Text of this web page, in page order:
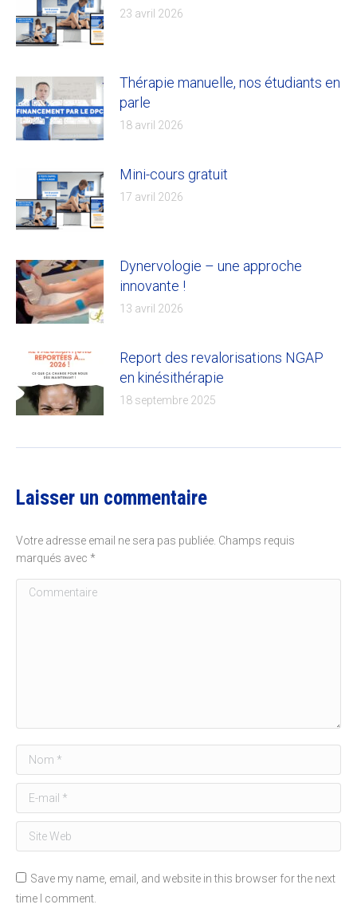
23 avril 2026
Thérapie manuelle, nos étudiants en
parle
18 avril 2026
Mini-cours gratuit
17 avril 2026
Dynervologie – une approche
innovante !
13 avril 2026
Report des revalorisations NGAP
en kinésithérapie
18 septembre 2025
Laisser un commentaire
Votre adresse email ne sera pas publiée. Champs requis
marqués avec *
Commentaire
Nom *
E-mail *
Site Web
Save my name, email, and website in this browser for the next
time I comment.